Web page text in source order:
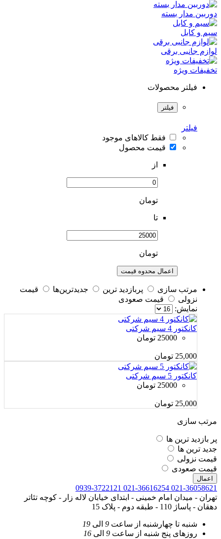
دوربین مدار بسته
سیم و کابل
لوازم جانبی برقی
تخفیفات ویژه
فیلتر محصولات
فیلتر
فیلتر
فقط کالاهای موجود
قیمت محصول
از
تومان
تا
تومان
اعمال محدوه قیمت
مرتب سازی پربازديد ترين جديدترين‌ها
قيمت
نزولی
قيمت صعودی
نمايش:
کانکتور 4 سیم شرکتی
25000 تومان
25,000 تومان
کانکتور 5 سیم شرکتی
25000 تومان
25,000 تومان
مرتب سازی
پر بازدید ترین ها
جدید ترین ها
قیمت نزولی
قیمت صعودی
اعمال
021-36058621
021-36616254
0939-3722121
تهران - میدان امام خمینی - ابتدای خیابان لاله زار - کوچه تئاتر
دهقان - پاساژ 110 - طبقه دوم - پلاک 15
شنبه تا چهارشنبه از ساعت 9 الی 19
روزهای پنج شنبه از ساعت 9 الی 16